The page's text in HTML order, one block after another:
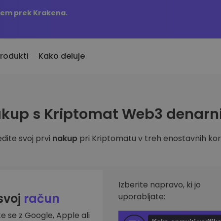
prek Krakena.
dodani
dodane kriptovalute
bi kupil 100 EUR…
KriptoEarn
Zaslužite nagrade s svojim
Trezor
Redno načrtovane naložbe (DCA)
Opozorila o
Ažurne
Raziščite
Pametni
učinkovitost
Kako deluje
s Kriptomat Web3
svoj prvi nakuppri Kriptomatu v treh enostavnih
račun
se z Google, Apple ali
Izberite napravo, ki jo
uporabljate: